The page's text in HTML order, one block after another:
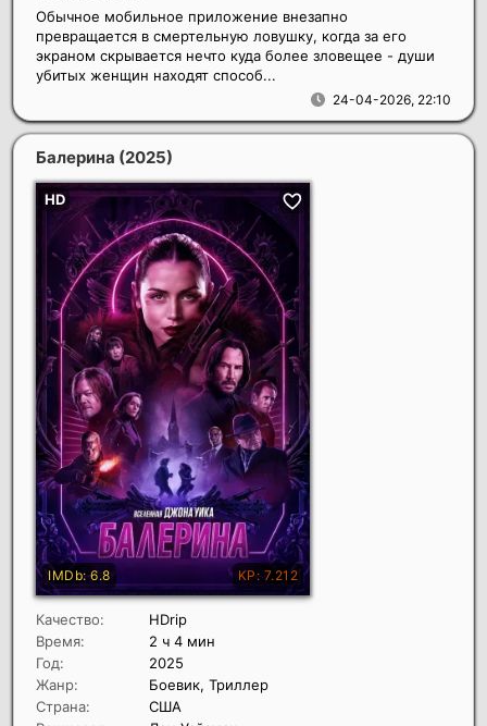
24-04-2026, 22:10
Обычное мобильное приложение внезапно
превращается в смертельную ловушку, когда за его
экраном скрывается нечто куда более зловещее - души
убитых женщин находят способ...
Балерина (2025)
Качество:
HDrip
Время:
2 ч 4 мин
Год:
2025
Жанр:
Боевик, Триллер
Страна:
США